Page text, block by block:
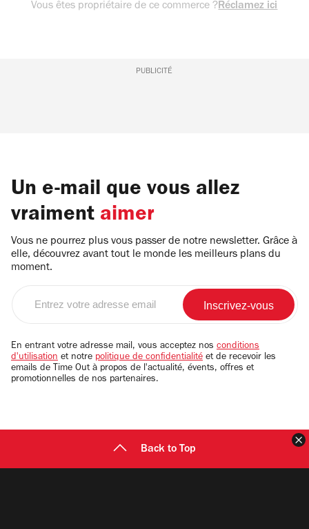
Vous êtes propriétaire de ce commerce ?Réclamez ici
PUBLICITÉ
Un e-mail que vous allez
vraiment aimer
Vous ne pourrez plus vous passer de notre newsletter. Grâce à
elle, découvrez avant tout le monde les meilleurs plans du
moment.
email
En entrant votre adresse mail, vous acceptez nos conditions
d'utilisation et notre politique de confidentialité et de recevoir les
emails de Time Out à propos de l'actualité, évents, offres et
promotionnelles de nos partenaires.
Back to Top